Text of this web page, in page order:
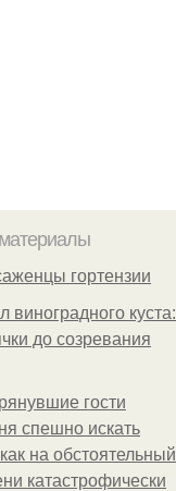
гортензии
виноградного куста:
до созревания
гости
спешно искать
на обстоятельный
катастрофически